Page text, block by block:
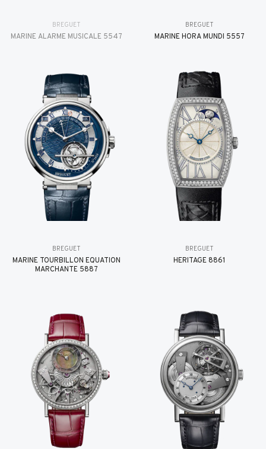
BREGUET
MARINE ALARME MUSICALE 5547
BREGUET
MARINE HORA MUNDI 5557
BREGUET
MARINE TOURBILLON ÉQUATION
MARCHANTE 5887
BREGUET
HÉRITAGE 8861